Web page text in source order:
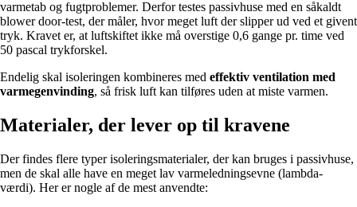
varmetab og fugtproblemer. Derfor testes passivhuse med en såkaldt
blower door-test, der måler, hvor meget luft der slipper ud ved et givent
tryk. Kravet er, at luftskiftet ikke må overstige 0,6 gange pr. time ved
50 pascal trykforskel.
Endelig skal isoleringen kombineres med effektiv ventilation med
varmegenvinding, så frisk luft kan tilføres uden at miste varmen.
Materialer, der lever op til kravene
Der findes flere typer isoleringsmaterialer, der kan bruges i passivhuse,
men de skal alle have en meget lav varmeledningsevne (lambda-
værdi). Her er nogle af de mest anvendte: